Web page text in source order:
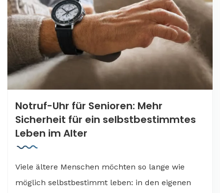
Notruf-Uhr für Senioren: Mehr
Sicherheit für ein selbstbestimmtes
Leben im Alter
Viele ältere Menschen möchten so lange wie
möglich selbstbestimmt leben: in den eigenen